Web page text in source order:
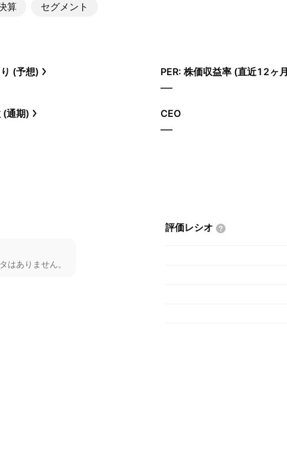
算 セグメント
(予想) PER: 株価収益率 (直近12ヶ
—
(通期) CEO
—
はありません。
評価レシオ